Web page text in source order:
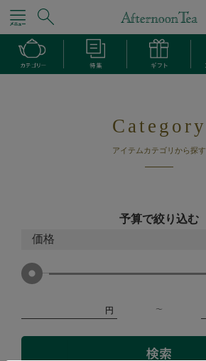
Category
アイテムカテゴリから探す
予算で絞り込む
価格
円